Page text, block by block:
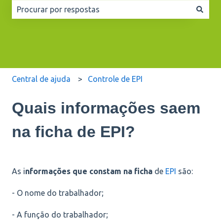
Central de ajuda Controle de EPI
Quais informações saem
na ficha de EPI?
As informações que constam na ficha de EPI são:
- O nome do trabalhador;
- A função do trabalhador;